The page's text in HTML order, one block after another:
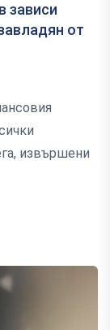
зависи
от
извършени